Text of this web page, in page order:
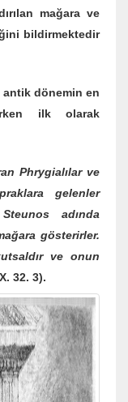
mağara ve
bildirmektedir
dönemin en
ilk olarak
Phrygialılar ve
gelenler
adında
gösterirler.
ve onun
32. 3).